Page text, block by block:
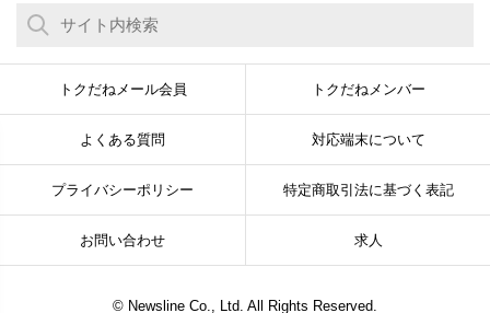
トクだねメール会員 トクだねメンバー
よくある質問 対応端末について
プライバシーポリシー 特定商取引法に基づく表記
お問い合わせ 求人
© Newsline Co., Ltd. All Rights Reserved.